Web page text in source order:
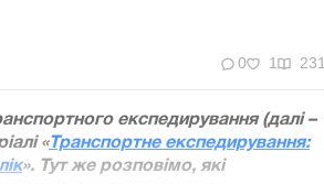
0 1 231
експедирування (далі –
«Транспортне експедирування:
». Тут же розповімо, які